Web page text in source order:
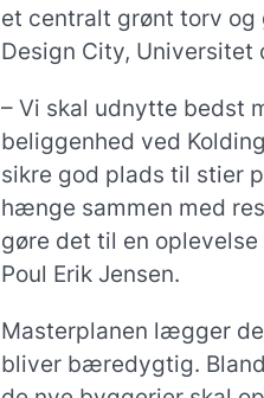
et centralt grønt torv og
Design City, Universitet
– Vi skal udnytte bedst
beliggenhed ved
sikre god plads til stier
hænge sammen med
gøre det til en
Poul Erik Jensen.
Masterplanen lægger
bliver bæredygtig.